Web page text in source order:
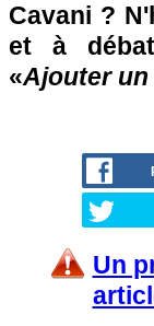
Cavani ?
et à
«Ajouter
Un